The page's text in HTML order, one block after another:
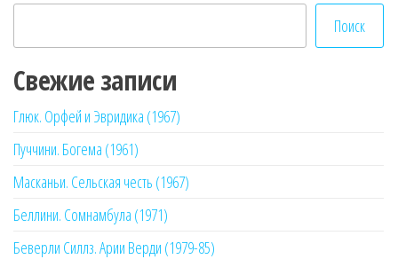
Поиск
Свежие записи
Глюк. Орфей и Эвридика (1967)
Пуччини. Богема (1961)
Масканьи. Сельская честь (1967)
Беллини. Сомнамбула (1971)
Беверли Силлз. Арии Верди (1979-85)